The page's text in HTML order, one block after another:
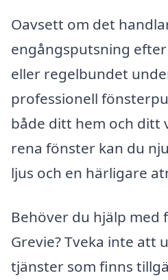
Oavsett om det
engångsputsning
eller regelbundet
professionell
både ditt hem och ditt
rena fönster kan du
ljus och en härligare
Behöver du hjälp med
Grevie? Tveka inte att
tjänster som finns